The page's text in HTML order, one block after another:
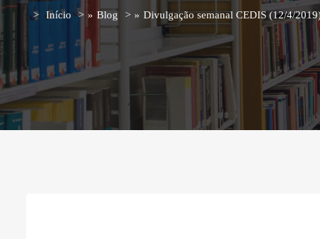
Início » Blog » Divulgação semanal CEDIS (12/4/